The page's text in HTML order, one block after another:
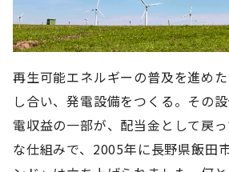
再生可能エネルギーの普及を進め
し合い、発電設備をつくる。その
電収益の一部が、配当金として戻
な仕組みで、2005年に長野県飯田